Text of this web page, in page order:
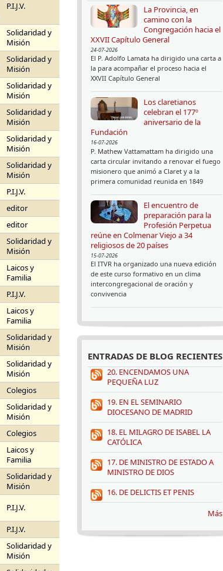
P.I.J.V.
Solidaridad y
Misión
Solidaridad y
Misión
Solidaridad y
Misión
Solidaridad y
Misión
Solidaridad y
Misión
Solidaridad y
Misión
P.I.J.V.
editor
editor
Solidaridad y
Misión
Laicos y
Familia
P.I.J.V.
Laicos y
Familia
Solidaridad y
Misión
Solidaridad y
Misión
Colegios
Solidaridad y
Misión
Colegios
Laicos y
Familia
Solidaridad y
Misión
P.I.J.V.
P.I.J.V.
Solidaridad y
Misión
La Provincia, en
camino con la
Congregación hacia el
XXVII Capítulo General
24-07-2026
El P. Adolfo Lamata ha dirigido una carta a
la para acompañar el proceso hacia el
XXVII Capítulo General
Los claretianos
celebran el 177º
aniversario de la
Fundación
16-07-2026
P. Mathew Vattamattam ha dirigido una
carta circular invitando a renovar el fuego
misionero que animó a Claret y a la
primera comunidad reunida en 1849
El encuentro de
preparación para la
Profesión Perpetua
reúne en Colmenar Viejo a 34
religiosos de 20 países
15-07-2026
El ITVR ha organizado una nueva edición
de este curso formativo en un clima
intercongregacional de oración y
convivencia
ENTRADAS DE BLOG RECIENTES
20. ENCENDAMOS UNA
PEQUEÑA LUZ
19. EN EL SEMINARIO
DIOCESANO DE MADRID
18. EL MILAGRO DE ISABEL LA
CATÓLICA
17. DE MINISTRO DE ESTADO A
MINISTRO DE DIOS
16. DE DELICTIS ET PENIS
Más